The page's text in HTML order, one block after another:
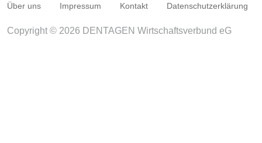
Über uns Impressum Kontakt Datenschutzerklärung
Copyright © 2026 DENTAGEN Wirtschaftsverbund eG